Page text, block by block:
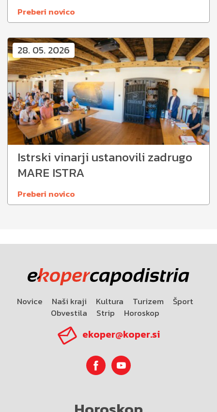
Preberi novico
28. 05. 2026
Istrski vinarji ustanovili zadrugo
MARE ISTRA
Preberi novico
Novice Naši kraji Kultura Turizem
Šport
Obvestila
Strip Horoskop
ekoper@koper.si